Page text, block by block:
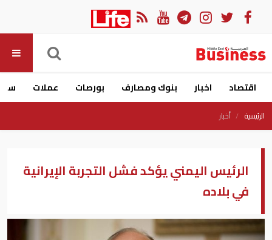
اقتصاد اخبار بنوك ومصارف بورصات عملات
الرئيسية أخبار
الرئيس اليمني يؤكد فشل التجربة الإيرانية
في بلاده